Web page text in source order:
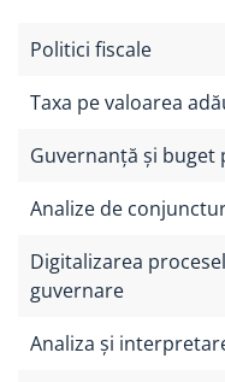
Politici fiscale
Taxa pe valoarea
Guvernanță și buget
Analize de
Digitalizarea
guvernare
Analiza și